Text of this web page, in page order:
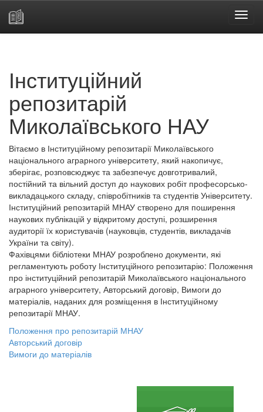
Інституційний
репозитарій
Миколаївського НАУ
Вітаємо в Інституційному репозитарії Миколаївського
національного аграрного університету, який накопичує,
зберігає, розповсюджує та забезпечує довготривалий,
постійний та вільний доступ до наукових робіт професорсько-
викладацького складу, співробітників та студентів Університету.
Інституційний репозитарій МНАУ створено для поширення
наукових публікацій у відкритому доступі, розширення
аудиторії їх користувачів (науковців, студентів, викладачів
України та світу).
Фахівцями бібліотеки МНАУ розроблено документи, які
регламентують роботу Інституційного репозитарію: Положення
про інституційний репозитарій Миколаївського національного
аграрного університету, Авторський договір, Вимоги до
матеріалів, наданих для розміщення в Інституційному
репозитарії МНАУ.
Положення про репозитарій МНАУ
Авторський договір
Вимоги до матеріалів